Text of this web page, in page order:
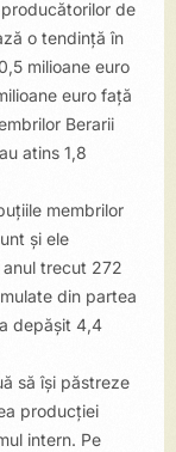
de
o tendință în
milioane euro
euro față
Berarii
atins 1,8
membrilor
și ele
trecut 272
din partea
depășit 4,4
să își păstreze
producției
intern. Pe